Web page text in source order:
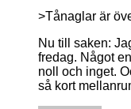
>Tånaglar är
Nu till saken:
fredag. Något
noll och inget.
så kort